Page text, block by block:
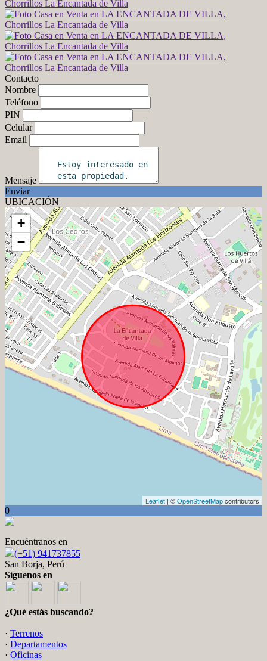
Contacto
Nombre
Teléfono
PIN
Celular
Email
Mensaje
Enviar
UBICACIÓN
+
−
Leaflet | ©OpenStreetMapcontributors
0
Encuéntranos en
(+51) 941737855
San Borja, Perú
Síguenos en
¿Qué estás buscando?
· Terrenos
· Departamentos
· Oficinas